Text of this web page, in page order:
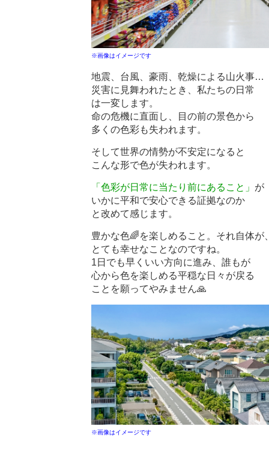
※画像はイメージです
地震、台風、豪雨、乾燥による山火事…
災害に見舞われたとき、私たちの日常
は一変します。
命の危機に直面し、目の前の景色から
多くの色彩も失われます。
そして世界の情勢が不安定になると
こんな形で色が失われます。
「色彩が日常に当たり前にあること」 が
いかに平和で安心できる証拠なのか
と改めて感じます。
豊かな色🌈を楽しめること。それ自体が
とても幸せなことなのですね。
1日でも早くいい方向に進み、誰もが
心から色を楽しめる平穏な日々が戻る
ことを願ってやみません🙏
※画像はイメージです